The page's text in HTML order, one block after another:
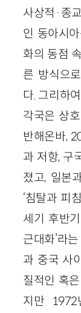
사상적·종
인 동아시
화의 동점
른 방식으
다. 그리하
각국은 상
반해온바,
과 저항, 구
졌고, 일본
‘침탈과 피
세기 후반
근대화’라
과 중국 사
질적인 혹
지만 1972